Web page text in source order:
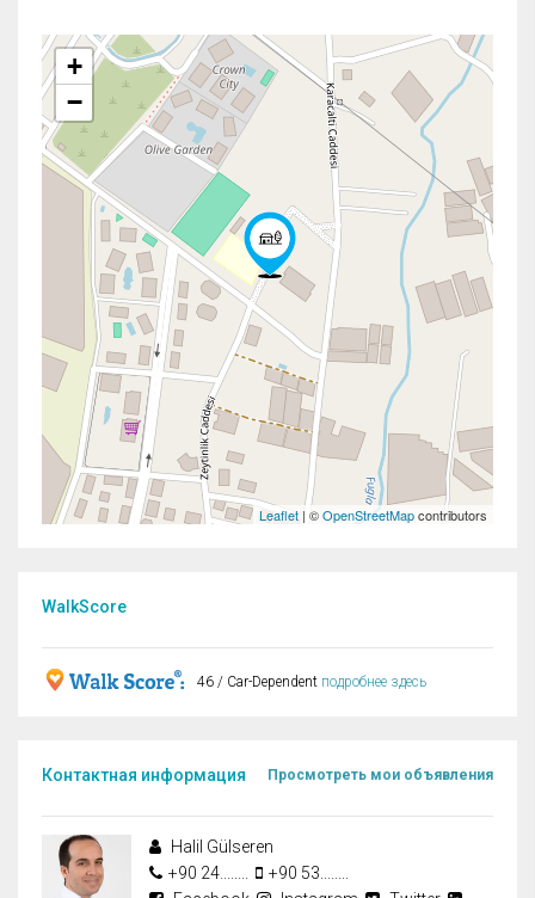
+
−
Leaflet | ©OpenStreetMapcontributors
WalkScore
46 / Car-Dependent подробнее здесь
Контактная информация Просмотреть мои объявления
Halil Gülseren
+90 24........
+90 53........